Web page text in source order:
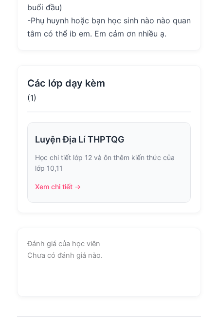
buổi đầu)
-Phụ huynh hoặc bạn học sinh nào nào quan
tâm có thể ib em. Em cảm ơn nhiều ạ.
Các lớp dạy kèm
(1)
Luyện Địa Lí THPTQG
Học chi tiết lớp 12 và ôn thêm kiến thức của
lớp 10,11
Xem chi tiết →
Đánh giá của học viên
Chưa có đánh giá nào.